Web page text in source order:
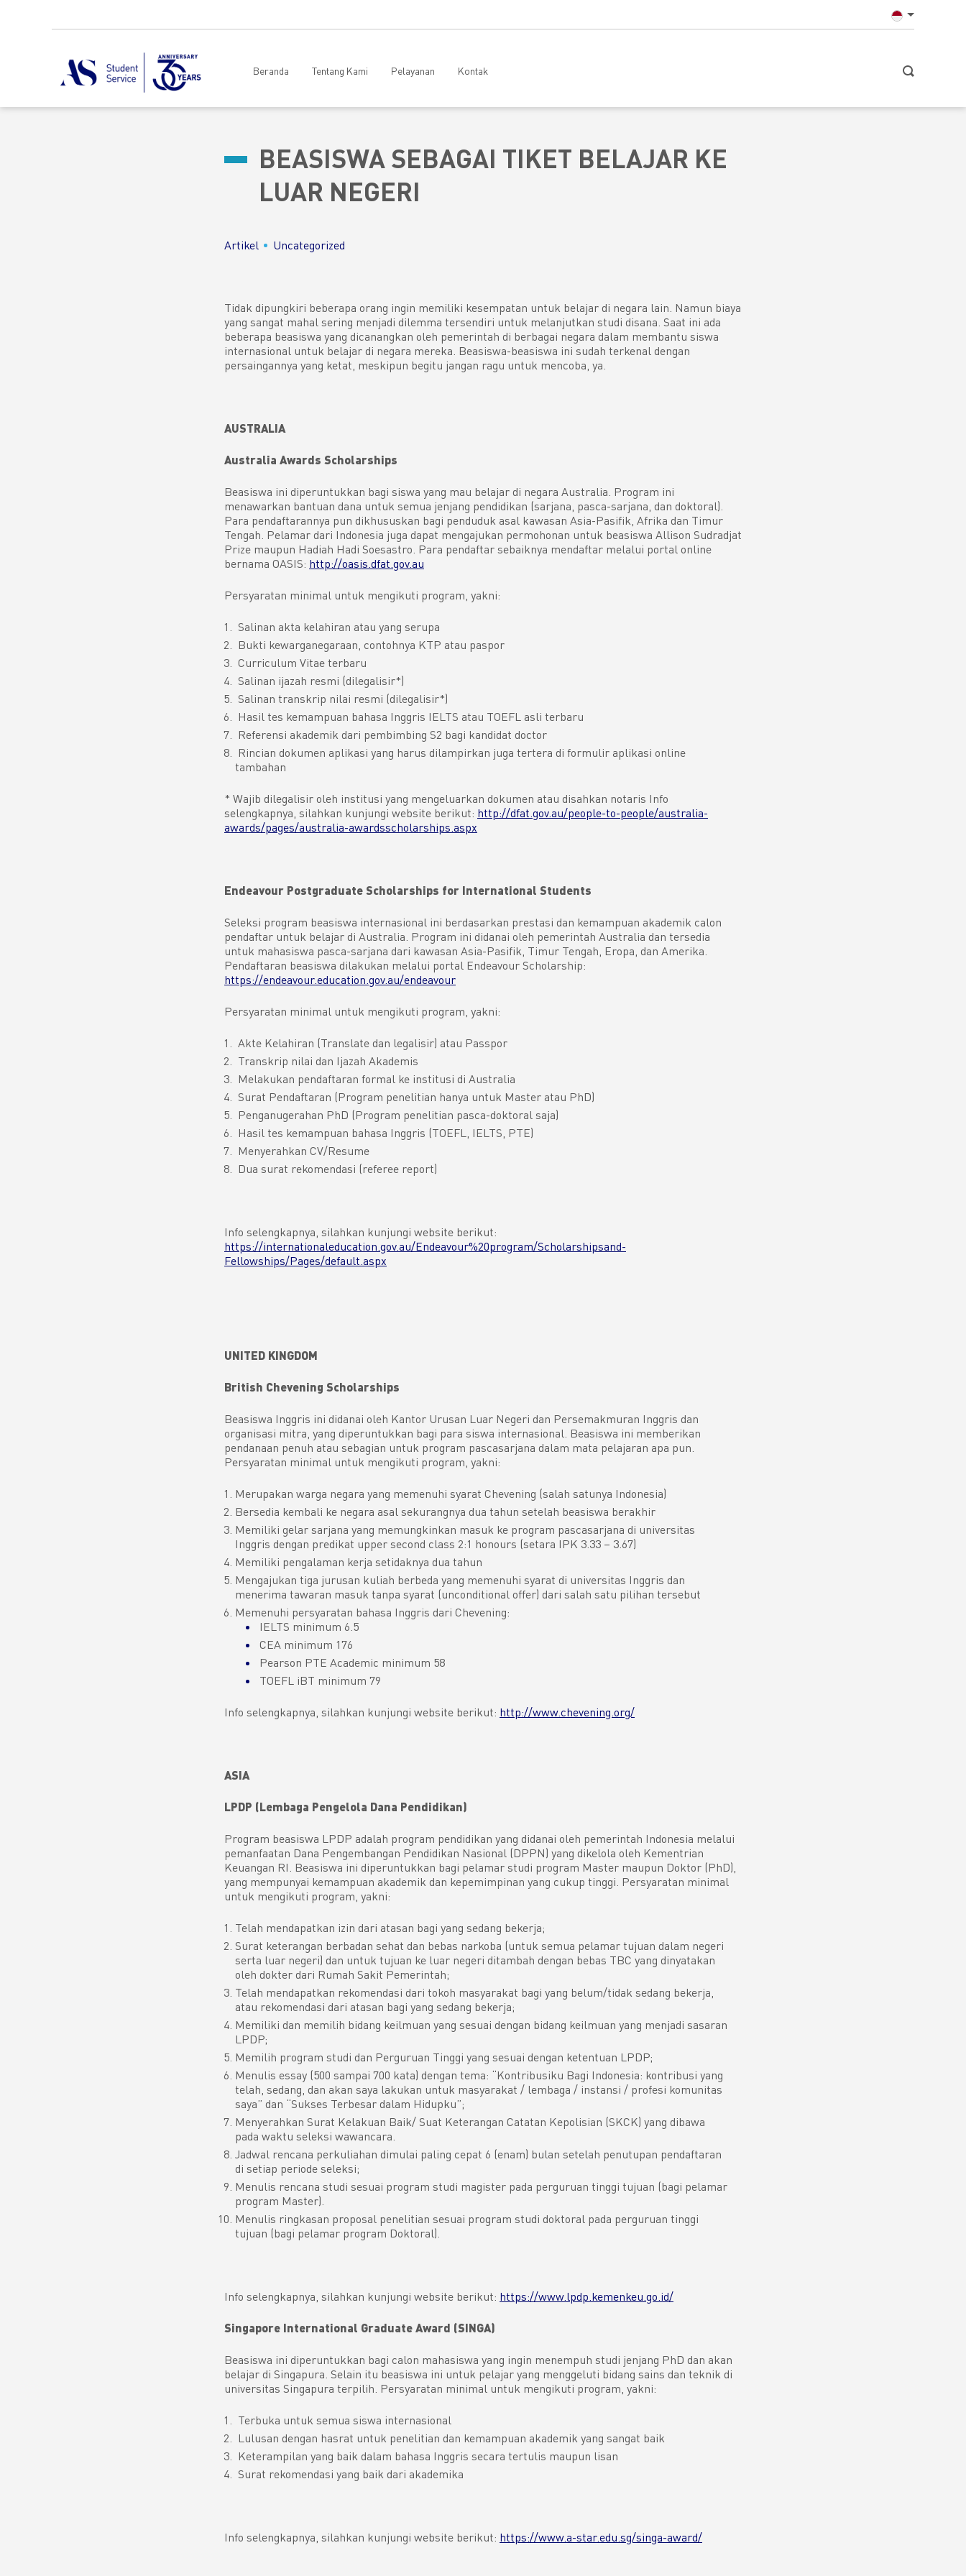
Beranda Tentang Kami Pelayanan Kontak
BEASISWA SEBAGAI TIKET BELAJAR KE
LUAR NEGERI
Artikel Uncategorized
Tidak dipungkiri beberapa orang ingin memiliki kesempatan untuk belajar di negara lain. Namun biaya
yang sangat mahal sering menjadi dilemma tersendiri untuk melanjutkan studi disana. Saat ini ada
beberapa beasiswa yang dicanangkan oleh pemerintah di berbagai negara dalam membantu siswa
internasional untuk belajar di negara mereka. Beasiswa-beasiswa ini sudah terkenal dengan
persaingannya yang ketat, meskipun begitu jangan ragu untuk mencoba, ya.
AUSTRALIA
Australia Awards Scholarships
Beasiswa ini diperuntukkan bagi siswa yang mau belajar di negara Australia. Program ini
menawarkan bantuan dana untuk semua jenjang pendidikan (sarjana, pasca-sarjana, dan doktoral).
Para pendaftarannya pun dikhususkan bagi penduduk asal kawasan Asia-Pasifik, Afrika dan Timur
Tengah. Pelamar dari Indonesia juga dapat mengajukan permohonan untuk beasiswa Allison Sudradjat
Prize maupun Hadiah Hadi Soesastro. Para pendaftar sebaiknya mendaftar melalui portal online
bernama OASIS: http://oasis.dfat.gov.au
Persyaratan minimal untuk mengikuti program, yakni:
Salinan akta kelahiran atau yang serupa
Bukti kewarganegaraan, contohnya KTP atau paspor
Curriculum Vitae terbaru
Salinan ijazah resmi (dilegalisir*)
Salinan transkrip nilai resmi (dilegalisir*)
Hasil tes kemampuan bahasa Inggris IELTS atau TOEFL asli terbaru
Referensi akademik dari pembimbing S2 bagi kandidat doctor
Rincian dokumen aplikasi yang harus dilampirkan juga tertera di formulir aplikasi online
tambahan
* Wajib dilegalisir oleh institusi yang mengeluarkan dokumen atau disahkan notaris Info
selengkapnya, silahkan kunjungi website berikut: http://dfat.gov.au/people-to-people/australia-
awards/pages/australia-awardsscholarships.aspx
Endeavour Postgraduate Scholarships for International Students
Seleksi program beasiswa internasional ini berdasarkan prestasi dan kemampuan akademik calon
pendaftar untuk belajar di Australia. Program ini didanai oleh pemerintah Australia dan tersedia
untuk mahasiswa pasca-sarjana dari kawasan Asia-Pasifik, Timur Tengah, Eropa, dan Amerika.
Pendaftaran beasiswa dilakukan melalui portal Endeavour Scholarship:
https://endeavour.education.gov.au/endeavour
Persyaratan minimal untuk mengikuti program, yakni:
Akte Kelahiran (Translate dan legalisir) atau Passpor
Transkrip nilai dan Ijazah Akademis
Melakukan pendaftaran formal ke institusi di Australia
Surat Pendaftaran (Program penelitian hanya untuk Master atau PhD)
Penganugerahan PhD (Program penelitian pasca-doktoral saja)
Hasil tes kemampuan bahasa Inggris (TOEFL, IELTS, PTE)
Menyerahkan CV/Resume
Dua surat rekomendasi (referee report)
Info selengkapnya, silahkan kunjungi website berikut:
https://internationaleducation.gov.au/Endeavour%20program/Scholarshipsand-
Fellowships/Pages/default.aspx
UNITED KINGDOM
British Chevening Scholarships
Beasiswa Inggris ini didanai oleh Kantor Urusan Luar Negeri dan Persemakmuran Inggris dan
organisasi mitra, yang diperuntukkan bagi para siswa internasional. Beasiswa ini memberikan
pendanaan penuh atau sebagian untuk program pascasarjana dalam mata pelajaran apa pun.
Persyaratan minimal untuk mengikuti program, yakni:
Merupakan warga negara yang memenuhi syarat Chevening (salah satunya Indonesia)
Bersedia kembali ke negara asal sekurangnya dua tahun setelah beasiswa berakhir
Memiliki gelar sarjana yang memungkinkan masuk ke program pascasarjana di universitas
Inggris dengan predikat upper second class 2:1 honours (setara IPK 3.33 – 3.67)
Memiliki pengalaman kerja setidaknya dua tahun
Mengajukan tiga jurusan kuliah berbeda yang memenuhi syarat di universitas Inggris dan
menerima tawaran masuk tanpa syarat (unconditional offer) dari salah satu pilihan tersebut
Memenuhi persyaratan bahasa Inggris dari Chevening:
IELTS minimum 6.5
CEA minimum 176
Pearson PTE Academic minimum 58
TOEFL iBT minimum 79
Info selengkapnya, silahkan kunjungi website berikut: http://www.chevening.org/
ASIA
LPDP (Lembaga Pengelola Dana Pendidikan)
Program beasiswa LPDP adalah program pendidikan yang didanai oleh pemerintah Indonesia melalui
pemanfaatan Dana Pengembangan Pendidikan Nasional (DPPN) yang dikelola oleh Kementrian
Keuangan RI. Beasiswa ini diperuntukkan bagi pelamar studi program Master maupun Doktor (PhD),
yang mempunyai kemampuan akademik dan kepemimpinan yang cukup tinggi. Persyaratan minimal
untuk mengikuti program, yakni:
Telah mendapatkan izin dari atasan bagi yang sedang bekerja;
Surat keterangan berbadan sehat dan bebas narkoba (untuk semua pelamar tujuan dalam negeri
serta luar negeri) dan untuk tujuan ke luar negeri ditambah dengan bebas TBC yang dinyatakan
oleh dokter dari Rumah Sakit Pemerintah;
Telah mendapatkan rekomendasi dari tokoh masyarakat bagi yang belum/tidak sedang bekerja,
atau rekomendasi dari atasan bagi yang sedang bekerja;
Memiliki dan memilih bidang keilmuan yang sesuai dengan bidang keilmuan yang menjadi sasaran
LPDP;
Memilih program studi dan Perguruan Tinggi yang sesuai dengan ketentuan LPDP;
Menulis essay (500 sampai 700 kata) dengan tema: “Kontribusiku Bagi Indonesia: kontribusi yang
telah, sedang, dan akan saya lakukan untuk masyarakat / lembaga / instansi / profesi komunitas
saya” dan “Sukses Terbesar dalam Hidupku”;
Menyerahkan Surat Kelakuan Baik/ Suat Keterangan Catatan Kepolisian (SKCK) yang dibawa
pada waktu seleksi wawancara.
Jadwal rencana perkuliahan dimulai paling cepat 6 (enam) bulan setelah penutupan pendaftaran
di setiap periode seleksi;
Menulis rencana studi sesuai program studi magister pada perguruan tinggi tujuan (bagi pelamar
program Master).
Menulis ringkasan proposal penelitian sesuai program studi doktoral pada perguruan tinggi
tujuan (bagi pelamar program Doktoral).
Info selengkapnya, silahkan kunjungi website berikut: https://www.lpdp.kemenkeu.go.id/
Singapore International Graduate Award (SINGA)
Beasiswa ini diperuntukkan bagi calon mahasiswa yang ingin menempuh studi jenjang PhD dan akan
belajar di Singapura. Selain itu beasiswa ini untuk pelajar yang menggeluti bidang sains dan teknik di
universitas Singapura terpilih. Persyaratan minimal untuk mengikuti program, yakni:
Terbuka untuk semua siswa internasional
Lulusan dengan hasrat untuk penelitian dan kemampuan akademik yang sangat baik
Keterampilan yang baik dalam bahasa Inggris secara tertulis maupun lisan
Surat rekomendasi yang baik dari akademika
Info selengkapnya, silahkan kunjungi website berikut: https://www.a-star.edu.sg/singa-award/